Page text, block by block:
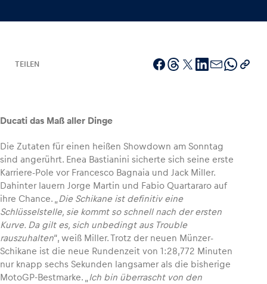
Seiten
Fahrzeug
Alle anzeigen
Business
Alle anzeigen
TEILEN
Ducati das Maß aller Dinge
Die Zutaten für einen heißen Showdown am Sonntag
sind angerührt. Enea Bastianini sicherte sich seine erste
Karriere-Pole vor Francesco Bagnaia und Jack Miller.
Dahinter lauern Jorge Martin und Fabio Quartararo auf
ihre Chance. „
Die Schikane ist definitiv eine
Schlüsselstelle, sie kommt so schnell nach der ersten
Kurve. Da gilt es, sich unbedingt aus Trouble
rauszuhalten“, weiß Miller. Trotz der neuen Münzer-
Schikane ist die neue Rundenzeit von 1:28,772 Minuten
nur knapp sechs Sekunden langsamer als die bisherige
MotoGP-Bestmarke. „
Ich bin überrascht von den